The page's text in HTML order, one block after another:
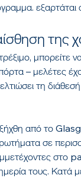
της
μπορείτε
– μελέτες
τη
από το
σε
στο
τους. Κατά